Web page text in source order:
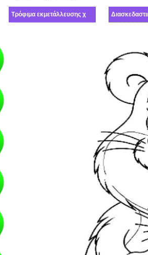
Τρόφιμα εκμετάλλευσης χάμστερ